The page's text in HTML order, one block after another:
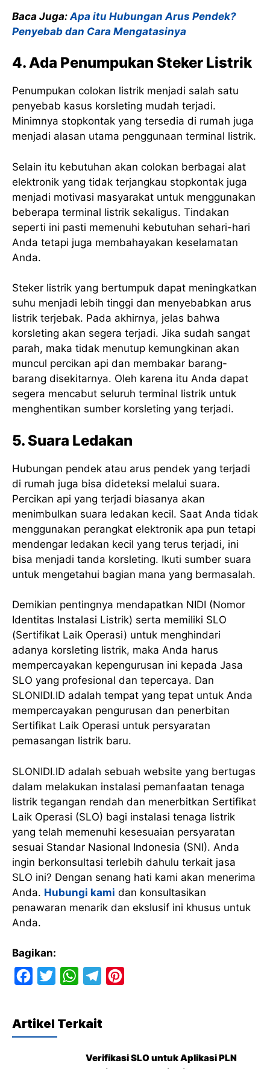
Baca Juga: Apa itu Hubungan Arus Pendek?
Penyebab dan Cara Mengatasinya
4. Ada Penumpukan Steker Listrik
Penumpukan colokan listrik menjadi salah satu
penyebab kasus korsleting mudah terjadi.
Minimnya stopkontak yang tersedia di rumah juga
menjadi alasan utama penggunaan terminal listrik.
Selain itu kebutuhan akan colokan berbagai alat
elektronik yang tidak terjangkau stopkontak juga
menjadi motivasi masyarakat untuk menggunakan
beberapa terminal listrik sekaligus. Tindakan
seperti ini pasti memenuhi kebutuhan sehari-hari
Anda tetapi juga membahayakan keselamatan
Anda.
Steker listrik yang bertumpuk dapat meningkatkan
suhu menjadi lebih tinggi dan menyebabkan arus
listrik terjebak. Pada akhirnya, jelas bahwa
korsleting akan segera terjadi. Jika sudah sangat
parah, maka tidak menutup kemungkinan akan
muncul percikan api dan membakar barang-
barang disekitarnya. Oleh karena itu Anda dapat
segera mencabut seluruh terminal listrik untuk
menghentikan sumber korsleting yang terjadi.
5. Suara Ledakan
Hubungan pendek atau arus pendek yang terjadi
di rumah juga bisa dideteksi melalui suara.
Percikan api yang terjadi biasanya akan
menimbulkan suara ledakan kecil. Saat Anda tidak
menggunakan perangkat elektronik apa pun tetapi
mendengar ledakan kecil yang terus terjadi, ini
bisa menjadi tanda korsleting. Ikuti sumber suara
untuk mengetahui bagian mana yang bermasalah.
Demikian pentingnya mendapatkan NIDI (Nomor
Identitas Instalasi Listrik) serta memiliki SLO
(Sertifikat Laik Operasi) untuk menghindari
adanya korsleting listrik, maka Anda harus
mempercayakan kepengurusan ini kepada Jasa
SLO yang profesional dan tepercaya. Dan
SLONIDI.ID adalah tempat yang tepat untuk Anda
mempercayakan pengurusan dan penerbitan
Sertifikat Laik Operasi untuk persyaratan
pemasangan listrik baru.
SLONIDI.ID adalah sebuah website yang bertugas
dalam melakukan instalasi pemanfaatan tenaga
listrik tegangan rendah dan menerbitkan Sertifikat
Laik Operasi (SLO) bagi instalasi tenaga listrik
yang telah memenuhi kesesuaian persyaratan
sesuai Standar Nasional Indonesia (SNI). Anda
ingin berkonsultasi terlebih dahulu terkait jasa
SLO ini? Dengan senang hati kami akan menerima
Anda. Hubungi kami dan konsultasikan
penawaran menarik dan ekslusif ini khusus untuk
Anda.
Bagikan:
e
W
t
e
Artikel Terkait
Verifikasi SLO untuk Aplikasi PLN